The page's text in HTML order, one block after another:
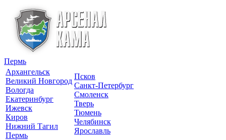
Пермь
Архангельск
Великий Новгород
Вологда
Екатеринбург
Ижевск
Киров
Нижний Тагил
Пермь
Псков
Санкт-Петербург
Смоленск
Тверь
Тюмень
Челябинск
Ярославль